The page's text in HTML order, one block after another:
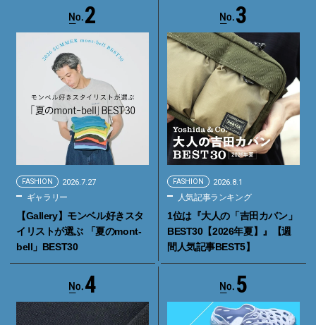
2
FASHION 2026.7.27
ギャラリー
【Gallery】モンベル好きスタ
イリストが選ぶ 「夏のmont-
bell」BEST30
3
FASHION 2026.8.1
人気記事ランキング
1位は『大人の「吉田カバン」
BEST30【2026年夏】』【週
間人気記事BEST5】
4 5